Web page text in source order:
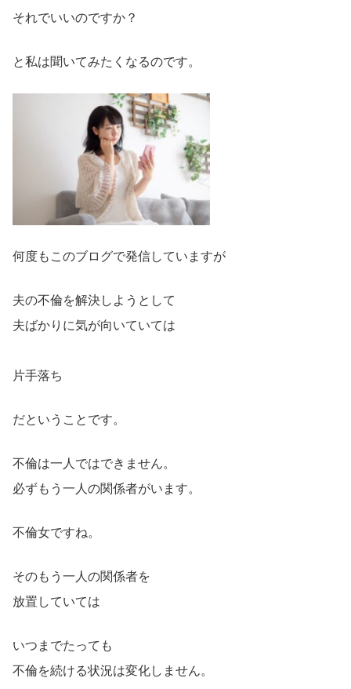
それでいいのですか？
と私は聞いてみたくなるのです。
何度もこのブログで発信していますが
夫の不倫を解決しようとして
夫ばかりに気が向いていては
片手落ち
だということです。
不倫は一人ではできません。
必ずもう一人の関係者がいます。
不倫女ですね。
そのもう一人の関係者を
放置していては
いつまでたっても
不倫を続ける状況は変化しません。